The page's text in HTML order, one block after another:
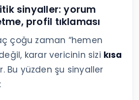
sinyaller: yorum
profil tıklaması
çoğu zaman “hemen
karar vericinin sizi kısa
Bu yüzden şu sinyaller